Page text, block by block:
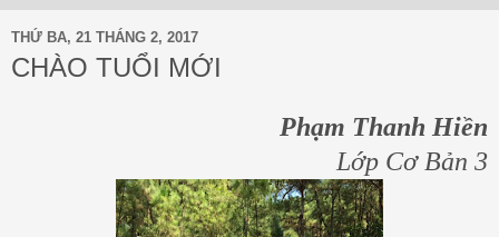
THỨ BA, 21 THÁNG 2, 2017
CHÀO TUỔI MỚI
Phạm Thanh Hiền
Lớp Cơ Bản 3